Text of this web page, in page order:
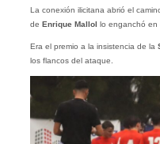
La conexión ilicitana abrió el
de Enrique Mallol lo enganchó en
Era el premio a la insistencia de la
los flancos del ataque.